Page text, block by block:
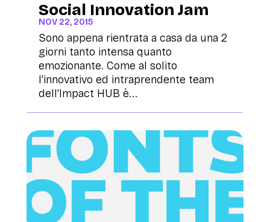
Social Innovation Jam
NOV 22, 2015
Sono appena rientrata a casa da una 2
giorni tanto intensa quanto
emozionante. Come al solito
l'innovativo ed intraprendente team
dell'Impact HUB è...